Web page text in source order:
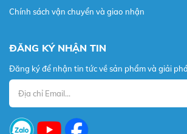
Chính sách vận chuyển và giao nhận
ĐĂNG KÝ NHẬN TIN
Đăng ký để nhận tin tức về sản phẩm và giải